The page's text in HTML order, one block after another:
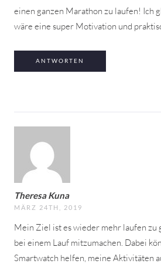
einen ganzen Marathon zu laufen! Ich
wäre eine super Motivation und
ANTWORTEN
Theresa Kuna
MÄRZ 24TH, 2019
Mein Ziel ist es wieder mehr laufen zu
bei einem Lauf mitzumachen. Dabei
Smartwatch helfen, meine Aktivitäten